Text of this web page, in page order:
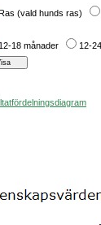
Ras (vald hunds ras)
12-18 månader 12-